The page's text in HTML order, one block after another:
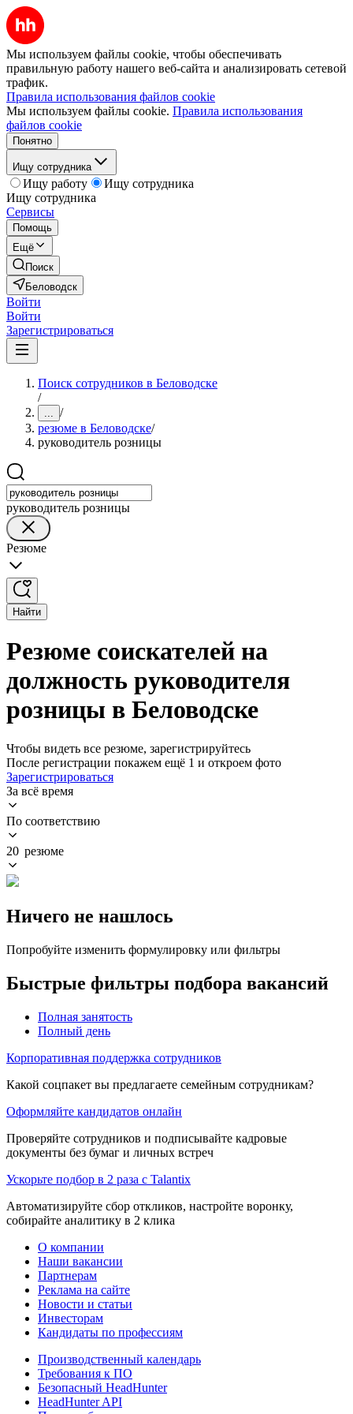
Мы используем файлы cookie, чтобы обеспечивать
правильную работу нашего веб-сайта и анализировать сетевой
трафик.
Правила использования файлов cookie
Мы используем файлы cookie. Правила использования
файлов cookie
Понятно
Ищу сотрудника
Ищу работу
Ищу сотрудника
Ищу сотрудника
Сервисы
Помощь
Ещё
Поиск
Беловодск
Войти
Войти
Зарегистрироваться
Поиск сотрудников в Беловодске
/
... /
резюме в Беловодске/
руководитель розницы
руководитель розницы
Резюме
Найти
Резюме соискателей на
должность руководителя
розницы в Беловодске
Чтобы видеть все резюме, зарегистрируйтесь
После регистрации покажем ещё 1 и откроем фото
Зарегистрироваться
За всё время
По соответствию
20 резюме
Ничего не нашлось
Попробуйте изменить формулировку или фильтры
Быстрые фильтры подбора вакансий
Полная занятость
Полный день
Корпоративная поддержка сотрудников
Какой соцпакет вы предлагаете семейным сотрудникам?
Оформляйте кандидатов онлайн
Проверяйте сотрудников и подписывайте кадровые
документы без бумаг и личных встреч
Ускорьте подбор в 2 раза с Talantix
Автоматизируйте сбор откликов, настройте воронку,
собирайте аналитику в 2 клика
О компании
Наши вакансии
Партнерам
Реклама на сайте
Новости и статьи
Инвесторам
Кандидаты по профессиям
Производственный календарь
Требования к ПО
Безопасный HeadHunter
HeadHunter API